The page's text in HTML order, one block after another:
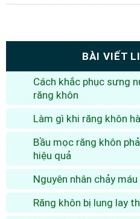
BÀI VIẾT
Cách khắc phục sưng
răng khôn
Làm gì khi răng khôn
Bầu mọc răng khôn
hiệu quả
Nguyên nhân chảy
Răng khôn bị lung lay